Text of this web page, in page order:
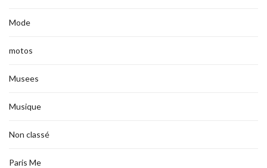
Mode
motos
Musees
Musique
Non classé
Paris Me